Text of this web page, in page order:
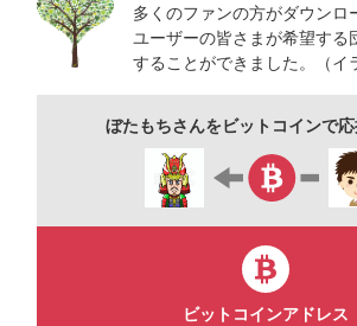
多くのファンの方がダウンロ
ユーザーの皆さまが希望する
することができました。（イ
ぼたもちさんをビットコインで
ビットコインアドレス